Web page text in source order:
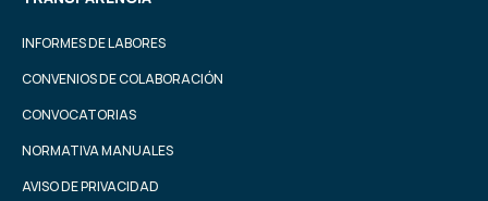
INFORMES DE LABORES
CONVENIOS DE COLABORACIÓN
CONVOCATORIAS
NORMATIVA MANUALES
AVISO DE PRIVACIDAD